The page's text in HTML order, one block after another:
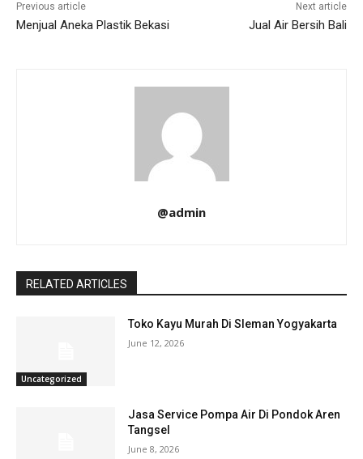
Previous article
Menjual Aneka Plastik Bekasi
Next article
Jual Air Bersih Bali
@admin
RELATED ARTICLES
Uncategorized
Toko Kayu Murah Di Sleman Yogyakarta
June 12, 2026
Jasa Service Pompa Air Di Pondok Aren
Tangsel
June 8, 2026